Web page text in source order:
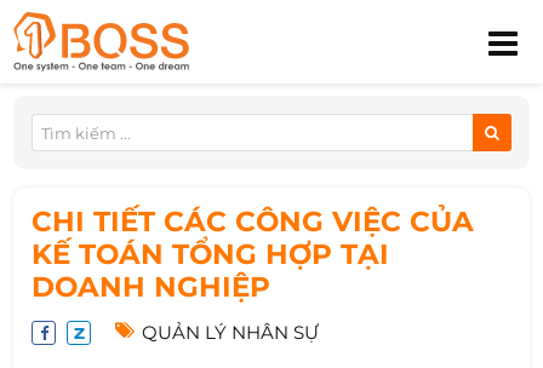
CHI TIẾT CÁC CÔNG VIỆC CỦA
KẾ TOÁN TỔNG HỢP TẠI
DOANH NGHIỆP
QUẢN LÝ NHÂN SỰ